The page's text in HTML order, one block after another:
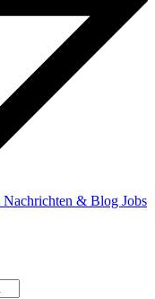
Nachrichten & Blog Jobs